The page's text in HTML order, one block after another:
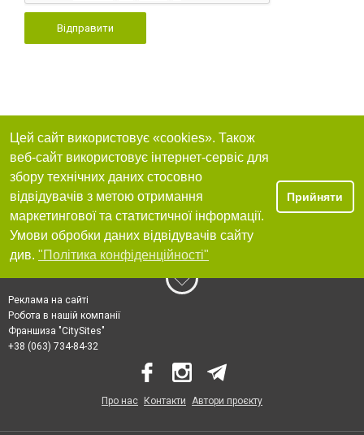
Відправити
Цей сайт використовує «cookies». Також
веб-сайт використовує інтернет-сервіс для
збору технічних даних стосовно
відвідувачів з метою отримання
маркетингової та статистичної інформації.
Умови обробки даних відвідувачів сайту
див. "Політика конфіденційності"
Прийняти
Реклама на сайті
Робота в нашій компанії
Франшиза "CitySites"
+38 (063) 734-84-32
Про нас Контакти Автори проєкту